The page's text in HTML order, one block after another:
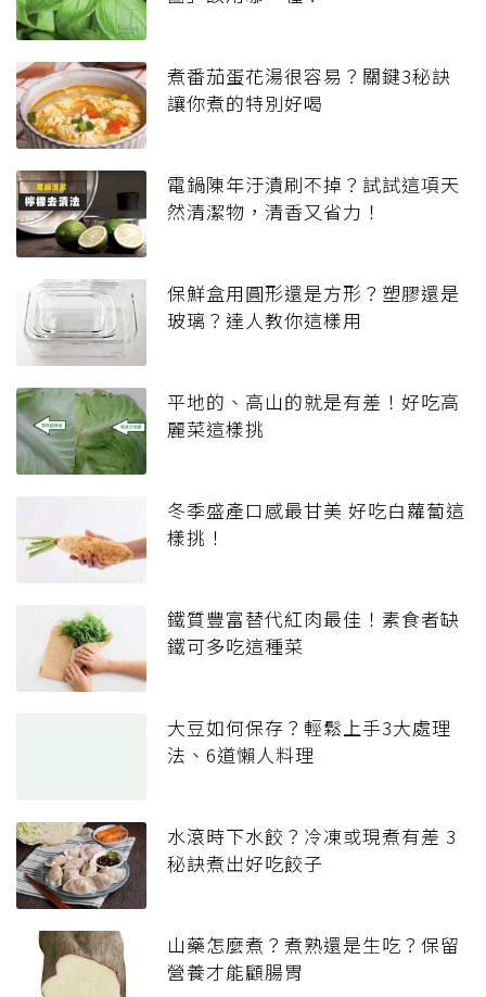
煮番茄蛋花湯很容易？關鍵3秘訣
讓你煮的特別好喝
電鍋陳年汙漬刷不掉？試試這項天
然清潔物，清香又省力！
保鮮盒用圓形還是方形？塑膠還是
玻璃？達人教你這樣用
平地的、高山的就是有差！好吃高
麗菜這樣挑
冬季盛產口感最甘美 好吃白蘿蔔這
樣挑！
鐵質豐富替代紅肉最佳！素食者缺
鐵可多吃這種菜
大豆如何保存？輕鬆上手3大處理
法、6道懶人料理
水滾時下水餃？冷凍或現煮有差 3
秘訣煮出好吃餃子
山藥怎麼煮？煮熟還是生吃？保留
營養才能顧腸胃